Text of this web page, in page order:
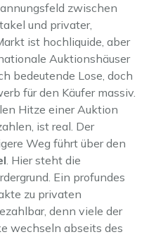
zwischen
und privater,
ist hochliquide, aber
Auktionshäuser
bedeutende Lose, doch
für den Käufer massiv.
Hitze einer Auktion
ist real. Der
Weg führt über den
. Hier steht die
Ein profundes
zu privaten
denn viele der
wechseln abseits des